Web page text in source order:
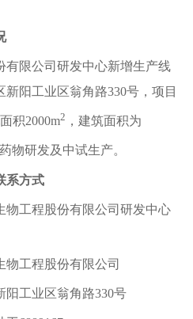
有限公司研发中心新增生产线
阳工业区翁角路330号，项目
积2000m2 ，建筑面积为
物研发及中试生产。
系方式
物工程股份有限公司研发中心
工程股份有限公司
阳工业区翁角路330号